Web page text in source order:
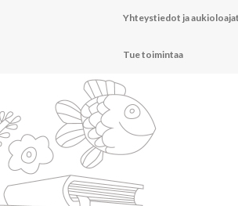
Yhteystiedot ja aukioloajat
Tue toimintaa